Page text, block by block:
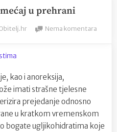
u prehrani
Nema komentara
kao i anoreksija,
imati strašne tjelesne
prejedanje odnosno
u kratkom vremenskom
bogate ugljikohidratima koje